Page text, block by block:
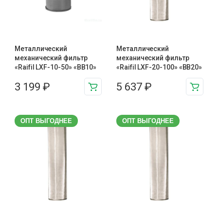
Металлический
механический фильтр
«Raifil LXF-10-50» «BB10»
3 199 ₽
Металлический
механический фильтр
«Raifil LXF-20-100» «BB20»
5 637 ₽
ОПТ ВЫГОДНЕЕ ОПТ ВЫГОДНЕЕ